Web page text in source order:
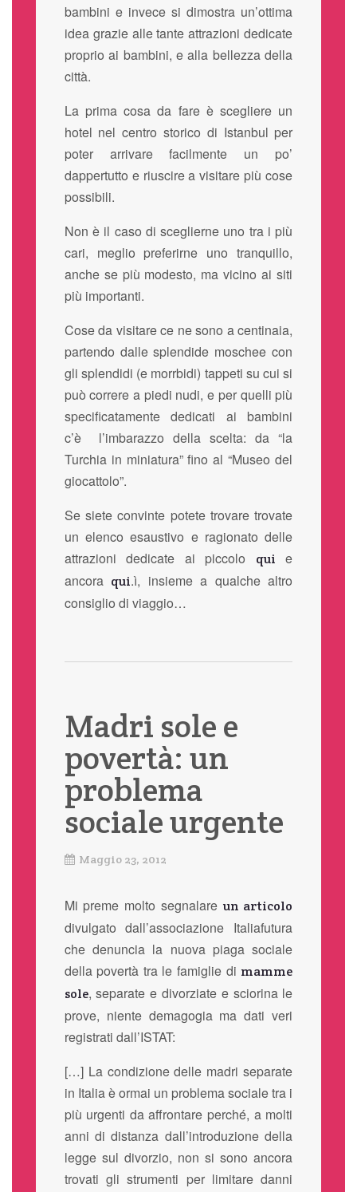
bambini e invece si dimostra un’ottima
idea grazie alle tante attrazioni dedicate
proprio ai bambini, e alla bellezza della
città.
La prima cosa da fare è scegliere un
hotel nel centro storico di Istanbul per
poter arrivare facilmente un po’
dappertutto e riuscire a visitare più cose
possibili.
Non è il caso di sceglierne uno tra i più
cari, meglio preferirne uno tranquillo,
anche se più modesto, ma vicino ai siti
più importanti.
Cose da visitare ce ne sono a centinaia,
partendo dalle splendide moschee con
gli splendidi (e morrbidi) tappeti su cui si
può correre a piedi nudi, e per quelli più
specificatamente dedicati ai bambini
c’è l’imbarazzo della scelta: da “la
Turchia in miniatura” fino al “Museo del
giocattolo”.
Se siete convinte potete trovare trovate
un elenco esaustivo e ragionato delle
attrazioni dedicate ai piccolo
qui e
ancora qui.ì, insieme a qualche altro
consiglio di viaggio…
Madri sole e
povertà: un
problema
sociale urgente
Maggio 23, 2012
Mi preme molto segnalare un articolo
divulgato dall’associazione Italiafutura
che denuncia la nuova piaga sociale
della povertà tra le famiglie di mamme
sole, separate e divorziate e sciorina le
prove, niente demagogia ma dati veri
registrati dall’ISTAT:
[…] La condizione delle madri separate
in Italia è ormai un problema sociale tra i
più urgenti da affrontare perché, a molti
anni di distanza dall’introduzione della
legge sul divorzio, non si sono ancora
trovati gli strumenti per limitare danni